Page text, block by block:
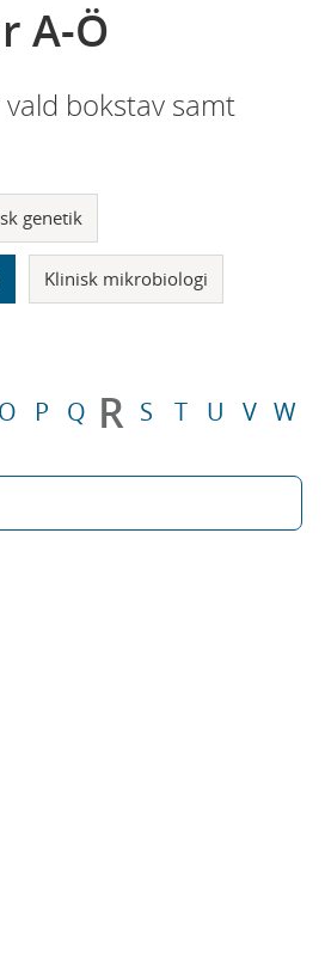
A-Ö
bokstav samt
genetik
Klinisk mikrobiologi
O P Q R S T U V W